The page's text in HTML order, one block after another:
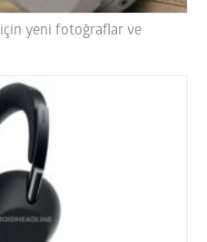
yeni fotoğraflar ve